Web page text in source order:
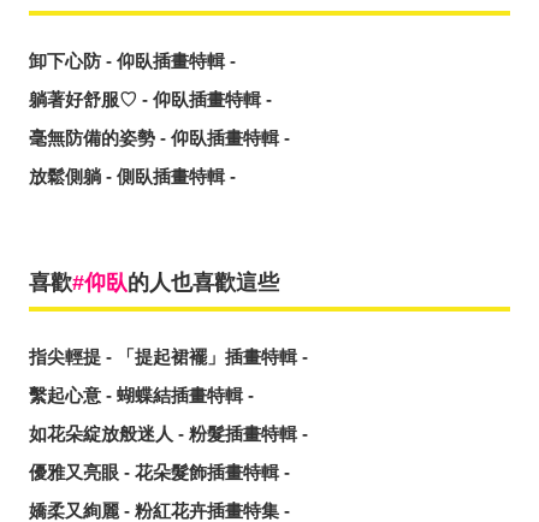
卸下心防 - 仰臥插畫特輯 -
躺著好舒服♡ - 仰臥插畫特輯 -
毫無防備的姿勢 - 仰臥插畫特輯 -
放鬆側躺 - 側臥插畫特輯 -
喜歡 仰臥的人也喜歡這些
指尖輕提 - 「提起裙襬」插畫特輯 -
繫起心意 - 蝴蝶結插畫特輯 -
如花朵綻放般迷人 - 粉髮插畫特輯 -
優雅又亮眼 - 花朵髮飾插畫特輯 -
嬌柔又絢麗 - 粉紅花卉插畫特集 -